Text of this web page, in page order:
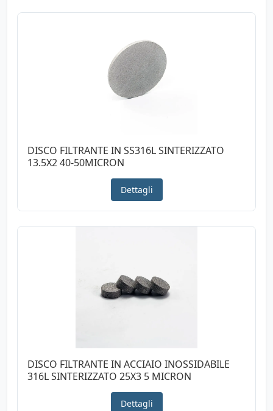
DISCO FILTRANTE IN SS316L SINTERIZZATO
13.5X2 40-50MICRON
Dettagli
DISCO FILTRANTE IN ACCIAIO INOSSIDABILE
316L SINTERIZZATO 25X3 5 MICRON
Dettagli